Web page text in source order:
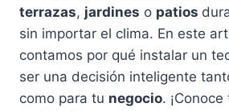
terrazas, jardines o patios
sin importar el clima. En este
contamos por qué instalar un
ser una decisión inteligente
como para tu negocio.